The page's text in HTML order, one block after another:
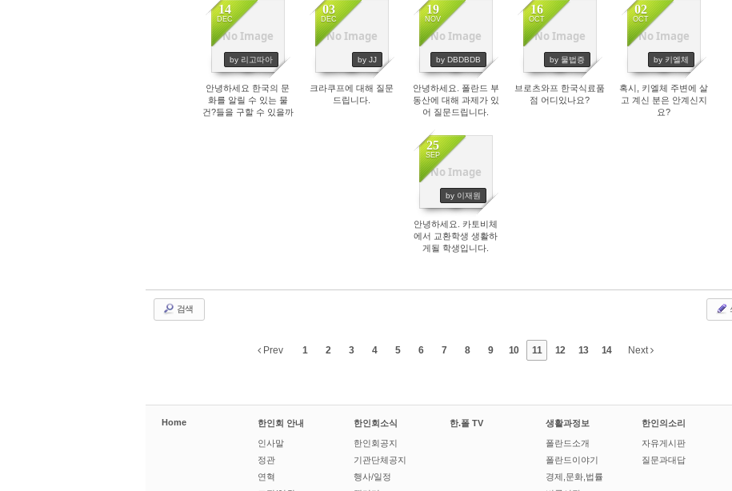
No Image
14
DEC
by 리고따아
2509
안녕하세요 한국의 문
화를 알릴 수 있는 물
건?들을 구할 수 있을까
No Image
03
DEC
by JJ
2605
크라쿠프에 대해 질문
드립니다.
No Image
19
NOV
by DBDBDB
2783
안녕하세요. 폴란드 부
동산에 대해 과제가 있
어 질문드립니다.
No Image
16
OCT
by 물법증
4334
브로츠와프 한국식료품
점 어디있나요?
No Image
02
OCT
by 키엘체
3079
혹시, 키엘체 주변에 살
고 계신 분은 안계신지
요?
No Image
25
SEP
by 이재원
4071
안녕하세요. 카토비체
에서 교환학생 생활하
게될 학생입니다.
검색
Prev 1 2 3 4 5 6 7 8 9 10 11 12 13 14 Next
Home 한인회 안내
인사말
정관
연혁
한인회소식
한인회공지
기관단체공지
행사/일정
한.폴 TV 생활과정보
폴란드소개
폴란드이야기
경제,문화,법률
한인의소리
자유게시판
질문과대답